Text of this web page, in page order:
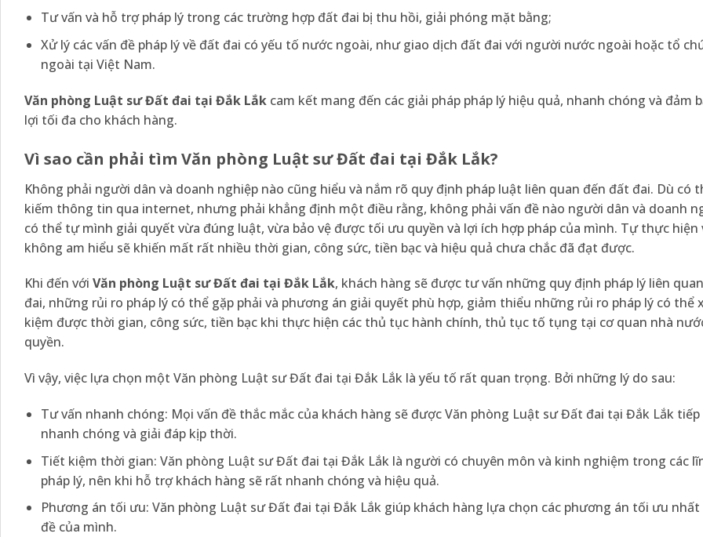
Tư vấn và hỗ trợ pháp lý trong các trường hợp đất đai bị thu hồi, giải phóng mặt bằng;
Xử lý các vấn đề pháp lý về đất đai có yếu tố nước ngoài, như giao dịch đất đai với người nước ngoài hoặc tổ
ngoài tại Việt Nam.
Văn phòng Luật sư Đất đai tại Đắk Lắk cam kết mang đến các giải pháp pháp lý hiệu quả, nhanh chóng và đảm
lợi tối đa cho khách hàng.
Vì sao cần phải tìm Văn phòng Luật sư Đất đai tại Đắk Lắk?
Không phải người dân và doanh nghiệp nào cũng hiểu và nắm rõ quy định pháp luật liên quan đến đất đai. Dù có
kiếm thông tin qua internet, nhưng phải khẳng định một điều rằng, không phải vấn đề nào người dân và doanh
có thể tự mình giải quyết vừa đúng luật, vừa bảo vệ được tối ưu quyền và lợi ích hợp pháp của mình. Tự thực hiện
không am hiểu sẽ khiến mất rất nhiều thời gian, công sức, tiền bạc và hiệu quả chưa chắc đã đạt được.
Khi đến với Văn phòng Luật sư Đất đai tại Đắk Lắk, khách hàng sẽ được tư vấn những quy định pháp lý liên
đai, những rủi ro pháp lý có thể gặp phải và phương án giải quyết phù hợp, giảm thiểu những rủi ro pháp lý có thể
kiệm được thời gian, công sức, tiền bạc khi thực hiện các thủ tục hành chính, thủ tục tố tụng tại cơ quan nhà
quyền.
Vì vậy, việc lựa chọn một Văn phòng Luật sư Đất đai tại Đắk Lắk là yếu tố rất quan trọng. Bởi những lý do sau:
Tư vấn nhanh chóng: Mọi vấn đề thắc mắc của khách hàng sẽ được Văn phòng Luật sư Đất đai tại Đắk Lắk tiếp
nhanh chóng và giải đáp kịp thời.
Tiết kiệm thời gian: Văn phòng Luật sư Đất đai tại Đắk Lắk là người có chuyên môn và kinh nghiệm trong các
pháp lý, nên khi hỗ trợ khách hàng sẽ rất nhanh chóng và hiệu quả.
Phương án tối ưu: Văn phòng Luật sư Đất đai tại Đắk Lắk giúp khách hàng lựa chọn các phương án tối ưu nhất
đề của mình.